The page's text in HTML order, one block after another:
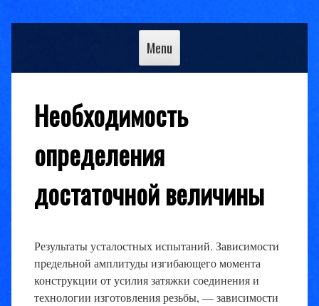
Skip
Menu
Необходимость
определения
достаточной величины
Результаты усталостных испытаний. Зависимости
предельной амплитуды изгибающего момента
конструкции от усилия затяжки соединения и
технологии изготовления резьбы, — зависимости